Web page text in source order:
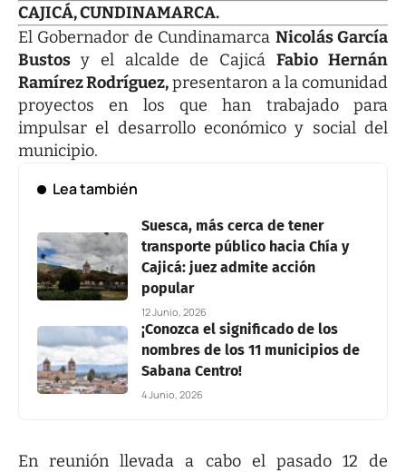
CAJICÁ, CUNDINAMARCA.
El Gobernador de Cundinamarca Nicolás García
Bustos y el alcalde de CajicáFabio Hernán
Ramírez Rodríguez,presentaron a la comunidad
proyectos en los que han trabajado para
impulsar el desarrollo económico y social del
municipio.
Lea también
Suesca, más cerca de tener
transporte público hacia Chía y
Cajicá: juez admite acción
popular
12 Junio, 2026
¡Conozca el significado de los
nombres de los 11 municipios de
Sabana Centro!
4 Junio, 2026
En reunión llevada a cabo el pasado 12 de